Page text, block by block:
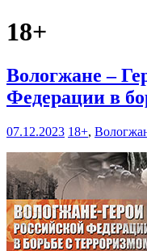
18+
Вологжане –
Федерации в
07.12.2023 18+,